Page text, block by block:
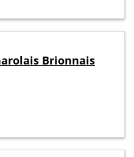
Brionnais